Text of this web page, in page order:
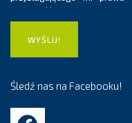
możliwość ich poprawiania.
zgoda na przetwarzanie
może być wycofana w
„Newsletter”.
Śledź nas na Facebooku!